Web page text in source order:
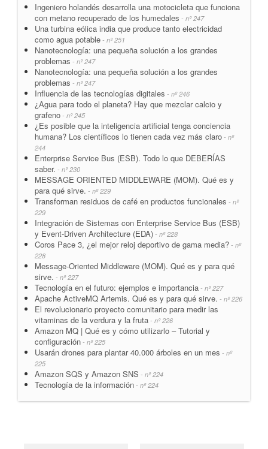
Ingeniero holandés desarrolla una motocicleta que funciona
con metano recuperado de los humedales - nº 247
Una turbina eólica india que produce tanto electricidad
como agua potable - nº 251
Nanotecnología: una pequeña solución a los grandes
problemas - nº 247
Nanotecnología: una pequeña solución a los grandes
problemas - nº 247
Influencia de las tecnologías digitales - nº 246
¿Agua para todo el planeta? Hay que mezclar calcio y
grafeno - nº 245
¿Es posible que la inteligencia artificial tenga conciencia
humana? Los científicos lo tienen cada vez más claro - nº
244
Enterprise Service Bus (ESB). Todo lo que DEBERÍAS
saber. - nº 230
MESSAGE ORIENTED MIDDLEWARE (MOM). Qué es y
para qué sirve. - nº 229
Transforman residuos de café en productos funcionales - nº
229
Integración de Sistemas con Enterprise Service Bus (ESB)
y Event-Driven Architecture (EDA) - nº 228
Coros Pace 3, ¿el mejor reloj deportivo de gama media? - nº
228
Message-Oriented Middleware (MOM). Qué es y para qué
sirve. - nº 227
Tecnología en el futuro: ejemplos e importancia - nº 227
Apache ActiveMQ Artemis. Qué es y para qué sirve. - nº 226
El revolucionario proyecto comunitario para medir las
vitaminas de la verdura y la fruta - nº 226
Amazon MQ | Qué es y cómo utilizarlo – Tutorial y
configuración - nº 225
Usarán drones para plantar 40.000 árboles en un mes - nº
225
Amazon SQS y Amazon SNS - nº 224
Tecnología de la información - nº 224